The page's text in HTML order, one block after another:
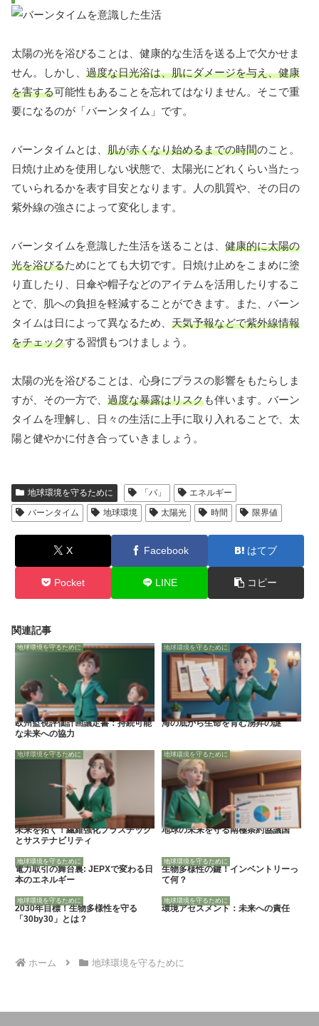
太陽の光を浴びることは、健康的な生活を送る上で欠かせま
せん。しかし、 過度な日光浴は、肌にダメージを与え、健康
を害する可能性もあることを忘れてはなりません。そこで重
要になるのが「バーンタイム」です。
バーンタイムとは、 肌が赤くなり始めるまでの時間のこと。
日焼け止めを使用しない状態で、太陽光にどれくらい当たっ
ていられるかを表す目安となります。人の肌質や、その日の
紫外線の強さによって変化します。
バーンタイムを意識した生活を送ることは、 健康的に太陽の
光を浴びるためにとても大切です。日焼け止めをこまめに塗
り直したり、日傘や帽子などのアイテムを活用したりするこ
とで、肌への負担を軽減することができます。また、バーン
タイムは日によって異なるため、 天気予報などで紫外線情報
をチェックする習慣もつけましょう。
太陽の光を浴びることは、心身にプラスの影響をもたらしま
すが、その一方で、 過度な暴露はリスクも伴います。バーン
タイムを理解し、日々の生活に上手に取り入れることで、太
陽と健やかに付き合っていきましょう。
地球環境を守るために 「パ」
エネルギー
バーンタイム
地球環境 太陽光 時間 限界値
X Facebook はてブ
Pocket LINE コピー
関連記事
地球環境を守るために
欧州監視評価計画議定書：持続可能
な未来への協力
地球環境を守るために
海の底から生命を育む湧昇の謎
地球環境を守るために
未来を拓く！繊維強化プラスチック
とサステナビリティ
地球環境を守るために
地球の未来を守る南極条約協議国
地球環境を守るために
電力取引の舞台裏: JEPXで変わる日
本のエネルギー
地球環境を守るために
生物多様性の鍵！インベントリーっ
て何？
地球環境を守るために
2030年目標！生物多様性を守る
「30by30」とは？
地球環境を守るために
環境アセスメント：未来への責任
ホーム 地球環境を守るために